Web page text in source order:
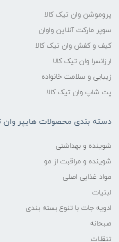
پروموشن وان تیک کالا
سوپر مارکت آنلاین واوان
کیف و کفش وان تیک کالا
ارزانسرا وان تیک کالا
زیبایی و سلامت خانواده
پت شاپ وان تیک کالا
دسته بندی محصولات هایپر وان
شوینده و بهداشتی
شوینده و مراقبت از مو
مواد غذایی اصلی
لبنیات
ادویه جات با تنوع بسته بندی
صبحانه
تنقلات